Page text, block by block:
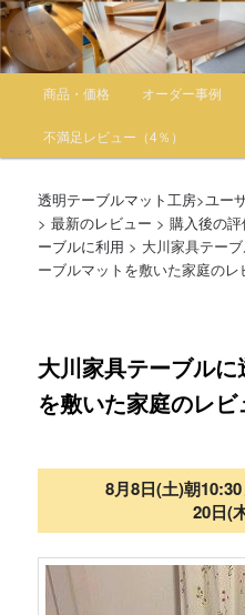
メインメニュー
メインコンテンツへ移動
サブコンテンツへ移動
商品・価格 オーダー事例
不満足レビュー（4％）
透明テーブルマット工房>ユー
>最新のレビュー >購入後の評
ーブルに利用 > 大川家具テー
ーブルマットを敷いた家庭のレ
大川家具テーブル
を敷いた家庭のレビ
8月8日(土)朝
20日(